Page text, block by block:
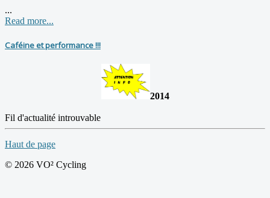
...
Read more...
Caféine et performance !!!
2014
Fil d'actualité introuvable
Haut de page
© 2026 VO² Cycling